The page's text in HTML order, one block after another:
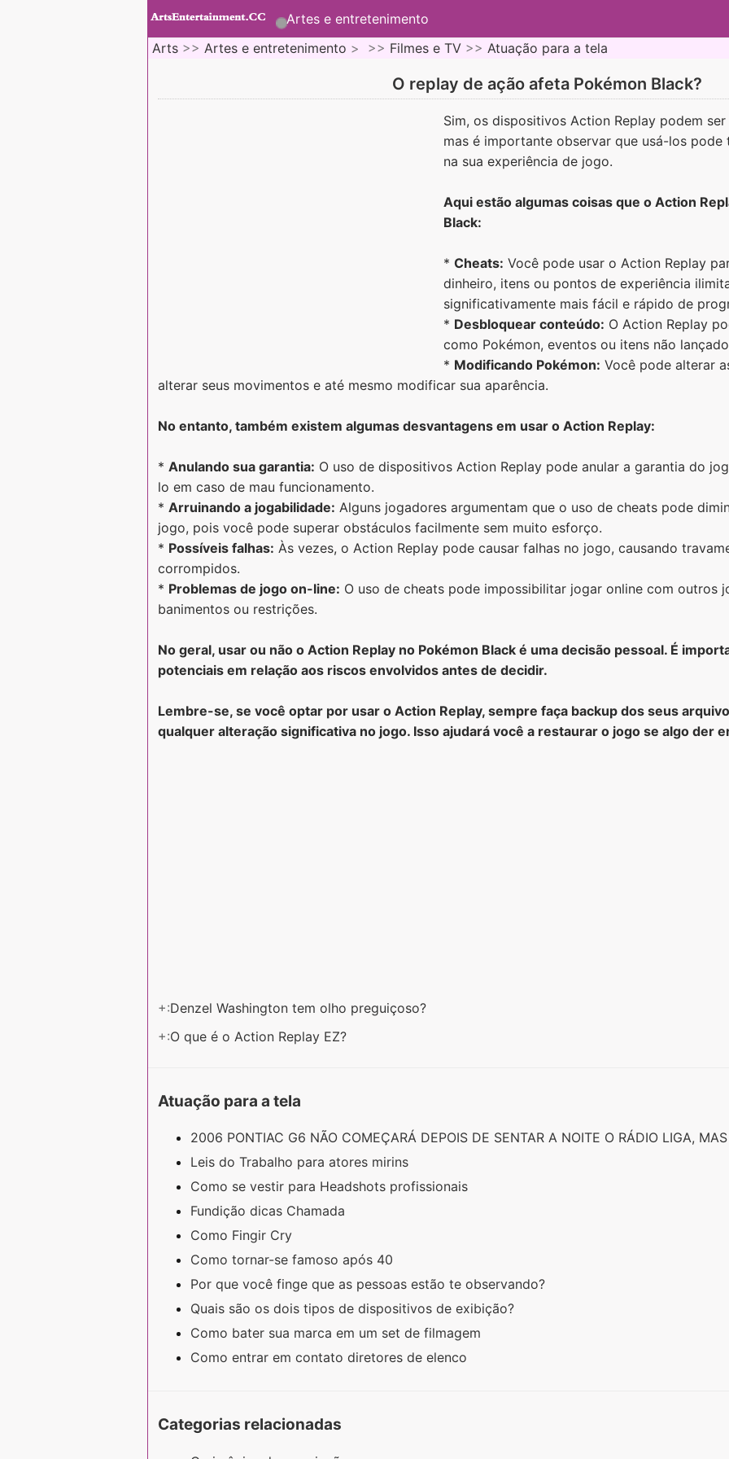
Artes e entretenimento
Arts >> Artes e entretenimento > >> Filmes e TV >> Atuação para a tela
O replay de ação afeta Pokémon Black?
Sim, os dispositivos Action Replay podem
mas é importante observar que usá-los
na sua experiência de jogo.
Aqui estão algumas coisas que o Action
Black:
* Cheats: Você pode usar o Action Replay
dinheiro, itens ou pontos de experiência
significativamente mais fácil e rápido de
* Desbloquear conteúdo: O Action Replay
como Pokémon, eventos ou itens não
* Modificando Pokémon: Você pode alterar
alterar seus movimentos e até mesmo modificar sua aparência.
No entanto, também existem algumas desvantagens em usar o Action Replay:
* Anulando sua garantia: O uso de dispositivos Action Replay pode anular a garantia do
lo em caso de mau funcionamento.
* Arruinando a jogabilidade: Alguns jogadores argumentam que o uso de cheats pode
jogo, pois você pode superar obstáculos facilmente sem muito esforço.
* Possíveis falhas: Às vezes, o Action Replay pode causar falhas no jogo, causando
corrompidos.
* Problemas de jogo on-line: O uso de cheats pode impossibilitar jogar online com outros
banimentos ou restrições.
No geral, usar ou não o Action Replay no Pokémon Black é uma decisão pessoal. É
potenciais em relação aos riscos envolvidos antes de decidir.
Lembre-se, se você optar por usar o Action Replay, sempre faça backup dos seus
qualquer alteração significativa no jogo. Isso ajudará você a restaurar o jogo se algo der
+:Denzel Washington tem olho preguiçoso?
+:O que é o Action Replay EZ?
Atuação para a tela
2006 PONTIAC G6 NÃO COMEÇARÁ DEPOIS DE SENTAR A NOITE O RÁDIO LIGA,
Leis do Trabalho para atores mirins
Como se vestir para Headshots profissionais
Fundição dicas Chamada
Como Fingir Cry
Como tornar-se famoso após 40
Por que você finge que as pessoas estão te observando?
Quais são os dois tipos de dispositivos de exibição?
Como bater sua marca em um set de filmagem
Como entrar em contato diretores de elenco
Categorias relacionadas